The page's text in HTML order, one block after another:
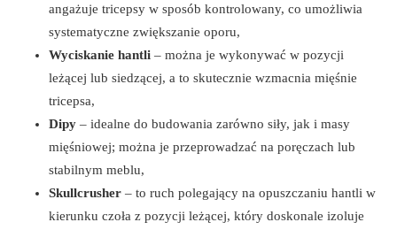
angażuje tricepsy w sposób kontrolowany, co umożliwia
systematyczne zwiększanie oporu,
Wyciskanie hantli – można je wykonywać w pozycji
leżącej lub siedzącej, a to skutecznie wzmacnia mięśnie
tricepsa,
Dipy – idealne do budowania zarówno siły, jak i masy
mięśniowej; można je przeprowadzać na poręczach lub
stabilnym meblu,
Skullcrusher – to ruch polegający na opuszczaniu hantli w
kierunku czoła z pozycji leżącej, który doskonale izoluje